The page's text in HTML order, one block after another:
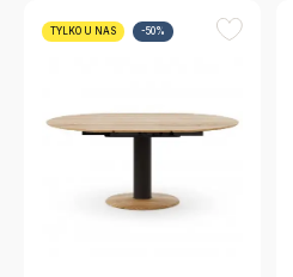
TYLKO U NAS -50%